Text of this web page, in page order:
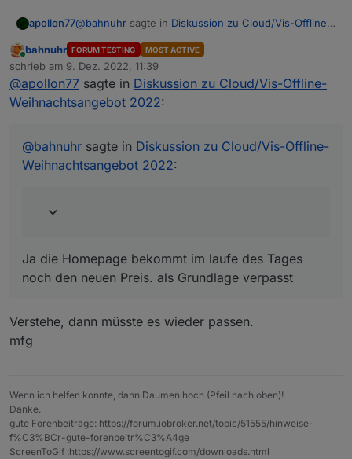
apollon77@bahnuhr sagte in Diskussion zu Cloud/Vis-Offline-
Ich würde es auf der Homepage ändern; denn
dort steht 39,95 Euro.
Ja die Homepage bekommt im laufe des Tages noch
den neuen Preis als Grundlage verpasst
Online
bahnuhr FORUM TESTING MOST ACTIVE
schrieb am 9. Dez. 2022, 11:39
zuletzt editiert von
@apollon77 sagte in Diskussion zu Cloud/Vis-Offline-
Weihnachtsangebot 2022:
@bahnuhr sagte in Diskussion zu Cloud/Vis-Offline-
Weihnachtsangebot 2022:
Ja die Homepage bekommt im laufe des Tages
noch den neuen Preis. als Grundlage verpasst
Verstehe, dann müsste es wieder passen.
mfg
Wenn ich helfen konnte, dann Daumen hoch (Pfeil nach oben)!
Danke.
gute Forenbeiträge: https://forum.iobroker.net/topic/51555/hinweise-
f%C3%BCr-gute-forenbeitr%C3%A4ge
ScreenToGif :https://www.screentogif.com/downloads.html